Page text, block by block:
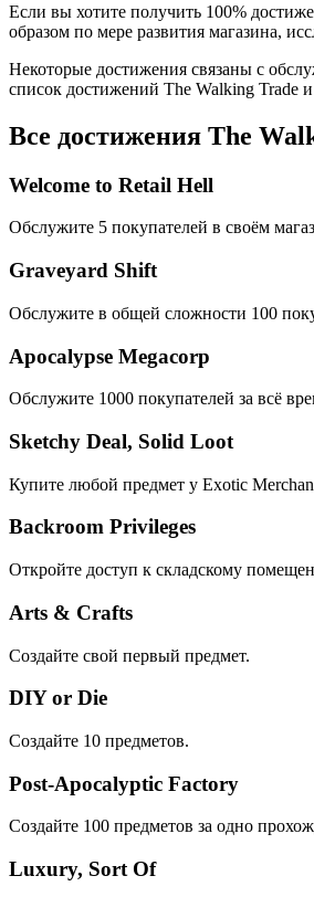
Если вы хотите получить 100%
образом по мере развития магазина,
Некоторые достижения связаны с
список достижений The Walking Trade
Все достижения The
Welcome to Retail Hell
Обслужите 5 покупателей в своём
Graveyard Shift
Обслужите в общей сложности 100
Apocalypse Megacorp
Обслужите 1000 покупателей за всё
Sketchy Deal, Solid Loot
Купите любой предмет у Exotic
Backroom Privileges
Откройте доступ к складскому
Arts & Crafts
Создайте свой первый предмет.
DIY or Die
Создайте 10 предметов.
Post-Apocalyptic Factory
Создайте 100 предметов за одно
Luxury, Sort Of